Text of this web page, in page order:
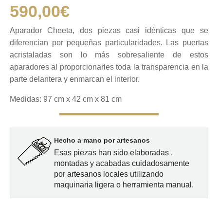
590,00€
Aparador Cheeta, dos piezas casi idénticas que se
diferencian por pequeñas particularidades. Las puertas
acristaladas son lo más sobresaliente de estos
aparadores al proporcionarles toda la transparencia en la
parte delantera y enmarcan el interior.
Medidas: 97 cm x 42 cm x 81 cm
Hecho a mano por artesanos
Esas piezas han sido elaboradas ,
montadas y acabadas cuidadosamente
por artesanos locales utilizando
maquinaria ligera o herramienta manual.